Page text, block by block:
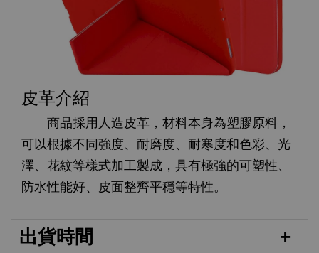
皮革介紹
商品採用人造皮革，材料本身為塑膠原料，
可以根據不同強度、耐磨度、耐寒度和色彩、光
澤、花紋等樣式加工製成，具有極強的可塑性、
防水性能好、皮面整齊平穩等特性。
出貨時間